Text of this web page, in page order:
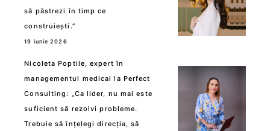
să păstrezi în timp ce
construiești.”
19 iunie 2026
Nicoleta Poptile, expert în
managementul medical la Perfect
Consulting: „Ca lider, nu mai este
suficient să rezolvi probleme.
Trebuie să înțelegi direcția, să